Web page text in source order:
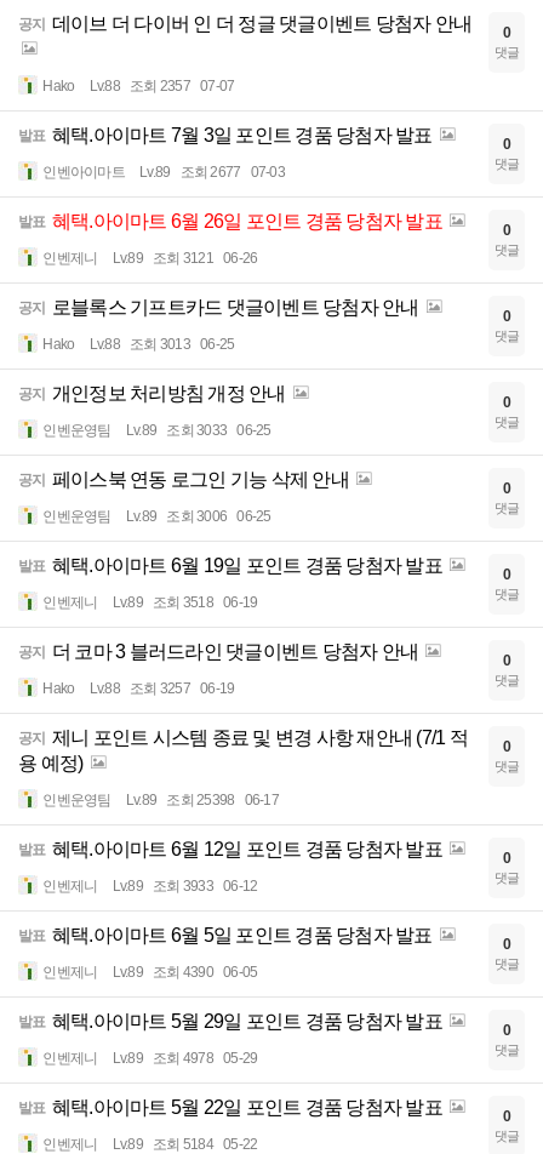
공지 데이브 더 다이버 인 더 정글 댓글이벤트 당첨자 안내
Hako Lv.88 조회 2357 07-07
0
댓글
발표 혜택.아이마트 7월 3일 포인트 경품 당첨자 발표
인벤아이마트 Lv.89 조회 2677 07-03
0
댓글
발표 혜택.아이마트 6월 26일 포인트 경품 당첨자 발표
인벤제니 Lv.89 조회 3121 06-26
0
댓글
공지 로블록스 기프트카드 댓글이벤트 당첨자 안내
Hako Lv.88 조회 3013 06-25
0
댓글
공지 개인정보 처리방침 개정 안내
인벤운영팀 Lv.89 조회 3033 06-25
0
댓글
공지 페이스북 연동 로그인 기능 삭제 안내
인벤운영팀 Lv.89 조회 3006 06-25
0
댓글
발표 혜택.아이마트 6월 19일 포인트 경품 당첨자 발표
인벤제니 Lv.89 조회 3518 06-19
0
댓글
공지 더 코마 3 블러드라인 댓글이벤트 당첨자 안내
Hako Lv.88 조회 3257 06-19
0
댓글
공지
제니 포인트 시스템 종료 및 변경 사항 재안내 (7/1 적
용 예정)
인벤운영팀 Lv.89 조회 25398 06-17
0
댓글
발표 혜택.아이마트 6월 12일 포인트 경품 당첨자 발표
인벤제니 Lv.89 조회 3933 06-12
0
댓글
발표 혜택.아이마트 6월 5일 포인트 경품 당첨자 발표
인벤제니 Lv.89 조회 4390 06-05
0
댓글
발표 혜택.아이마트 5월 29일 포인트 경품 당첨자 발표
인벤제니 Lv.89 조회 4978 05-29
0
댓글
발표 혜택.아이마트 5월 22일 포인트 경품 당첨자 발표
인벤제니 Lv.89 조회 5184 05-22
0
댓글